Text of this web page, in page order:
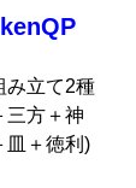
み立て2種
三方＋神
皿＋徳利)